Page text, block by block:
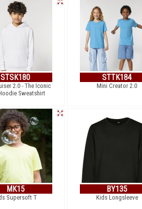
STSK180
2.0 - The Iconic
Sweatshirt
STTK184
Mini Creator 2.0
MK15
Supersoft T
BY135
Kids Longsleeve